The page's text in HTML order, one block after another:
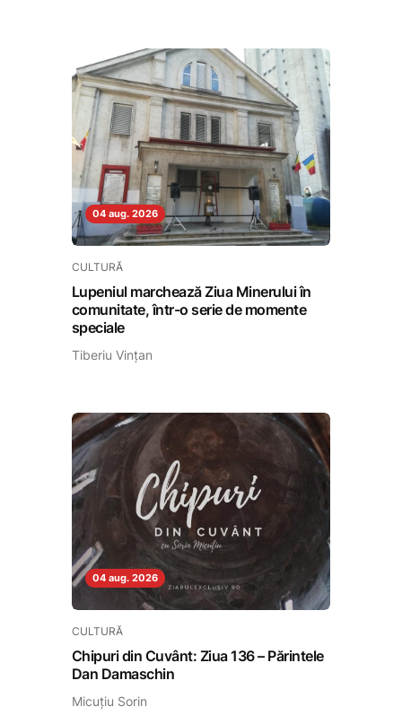
04 aug. 2026
CULTURĂ
Lupeniul marchează Ziua Minerului în
comunitate, într-o serie de momente
speciale
Tiberiu Vințan
04 aug. 2026
CULTURĂ
Chipuri din Cuvânt: Ziua 136 – Părintele
Dan Damaschin
Micuțiu Sorin